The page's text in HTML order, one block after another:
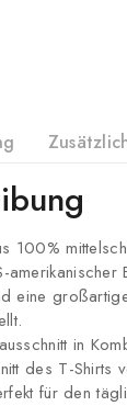
100%
amerikanischer
eine
in
des T-Shirts
für den